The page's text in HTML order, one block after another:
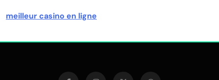
meilleur casino en ligne